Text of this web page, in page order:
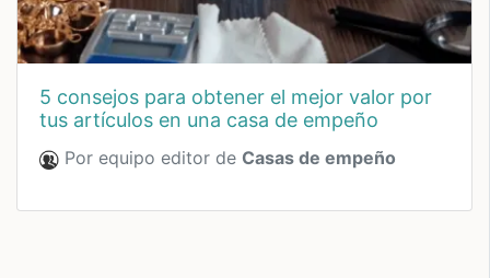
5 consejos para obtener el mejor valor por
tus artículos en una casa de empeño
Por equipo editor de Casas de empeño